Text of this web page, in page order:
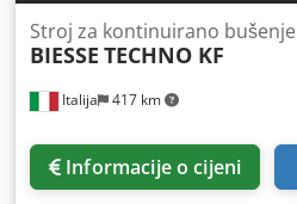
Italija 417 km
Stroj za kontinuirano bušenje
BIESSE TECHNO KF
Informacije o cijeni